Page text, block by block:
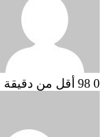
0
98 أقل من دقيقة